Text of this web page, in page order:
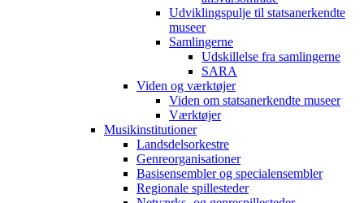
Udviklingspulje til statsanerkendte
museer
Samlingerne
Udskillelse fra samlingerne
SARA
Viden og værktøjer
Viden om statsanerkendte museer
Værktøjer
Musikinstitutioner
Landsdelsorkestre
Genreorganisationer
Basisensembler og specialensembler
Regionale spillesteder